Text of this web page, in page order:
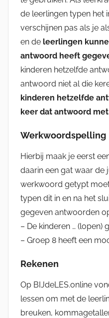
de leerlingen typen het
verschijnen pas als je
en de leerlingen
antwoord heeft
kinderen hetzelfde
antwoord niet al die
kinderen hetzelfde
keer dat antwoord
Werkwoordspelling
Hierbij maak je eerst
daarin een gat waar de
werkwoord getypt
typen dit in en na het
gegeven antwoorden
– De kinderen … (lopen)
– Groep 8 heeft een
Rekenen
Op BIJdeLES.online
lessen om met de
breuken,